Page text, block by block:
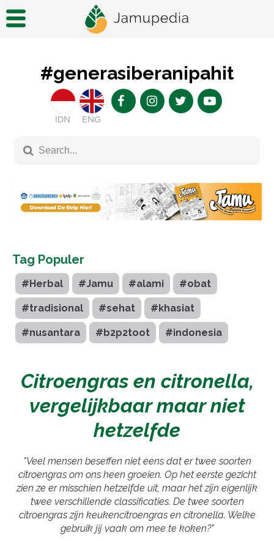
#generasiberanipahit
IDN ENG
Tag Populer
#Herbal #Jamu #alami #obat
#tradisional #sehat #khasiat
#nusantara #b2p2toot #indonesia
Citroengras en citronella,
vergelijkbaar maar niet
hetzelfde
"Veel mensen beseffen niet eens dat er twee soorten
citroengras om ons heen groeien. Op het eerste gezicht
zien ze er misschien hetzelfde uit, maar het zijn eigenlijk
twee verschillende classificaties. De twee soorten
citroengras zijn keukencitroengras en citronella. Welke
gebruik jij vaak om mee te koken?"